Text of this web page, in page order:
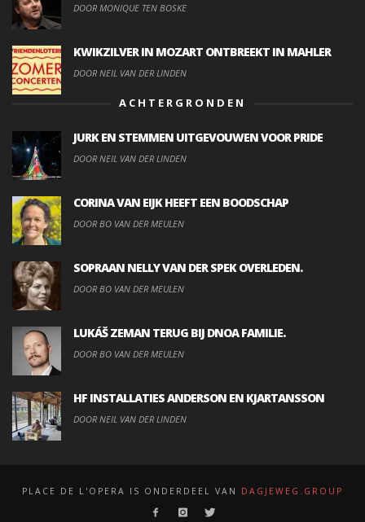
DOOR MONIQUE TEN BOSKE
KWIKZILVER IN MOZART ONTBREEKT IN MAHLER
DOOR NEIL VAN DER LINDEN
ACHTERGRONDEN
JURK EN STEMMEN UITGEVOUWEN VOOR PRIDE
DOOR NEIL VAN DER LINDEN
CORINA VAN EIJK HEEFT EEN BOODSCHAP
DOOR BO VAN DER MEULEN
SOPRAAN NELLY VAN DER SPEK OVERLEDEN.
DOOR BO VAN DER MEULEN
LUKÁŠ ZEMAN TERUG BIJ DNOA FAMILIE.
DOOR BO VAN DER MEULEN
HF INSTALLATIES ANDERSON EN KJARTANSSON
DOOR NEIL VAN DER LINDEN
PLACE DE L'OPERA IS ONDERDEEL VAN DAGJEWEG.GROUP